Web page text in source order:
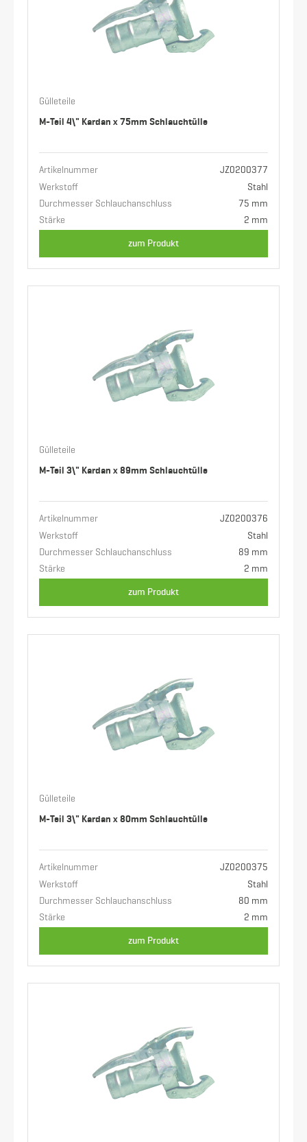
Gülleteile
M-Teil 4\" Kardan x 75mm Schlauchtülle
Artikelnummer
JZ0200377
Werkstoff
Stahl
Durchmesser Schlauchanschluss
75 mm
Stärke
2 mm
zum Produkt
Gülleteile
M-Teil 3\" Kardan x 89mm Schlauchtülle
Artikelnummer
JZ0200376
Werkstoff
Stahl
Durchmesser Schlauchanschluss
89 mm
Stärke
2 mm
zum Produkt
Gülleteile
M-Teil 3\" Kardan x 80mm Schlauchtülle
Artikelnummer
JZ0200375
Werkstoff
Stahl
Durchmesser Schlauchanschluss
80 mm
Stärke
2 mm
zum Produkt